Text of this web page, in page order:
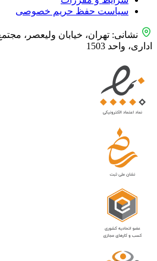
سیاست حفظ حریم خصوصی
نشانی: تهران، خیابان ولیعصر،
اداری، واحد 1503